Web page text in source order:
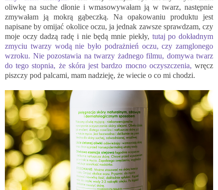
oliwkę na suche dłonie i wmasowywałam ją w twarz, następnie
zmywałam ją mokrą gąbeczką. Na opakowaniu produktu jest
napisane by omijać okolice oczu, ja jednak zawsze sprawdzam, czy
moje oczy dadzą radę i nie będą mnie piekły, tutaj po dokładnym
zmyciu twarzy wodą nie było podrażnień oczu, czy zamglonego
wzroku. Nie pozostawia na twarzy żadnego filmu, domywa twarz
do tego stopnia, że skóra jest bardzo mocno oczyszczenia, wręcz
piszczy pod palcami, mam nadzieję, że wiecie o co mi chodzi.